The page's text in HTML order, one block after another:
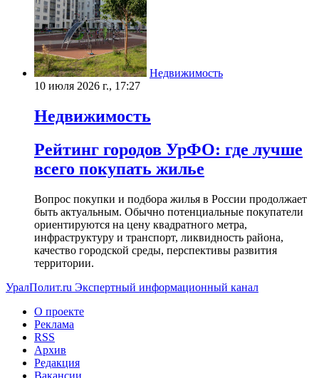
Недвижимость
10 июля 2026 г., 17:27
Недвижимость
Рейтинг городов УрФО: где лучше
всего покупать жилье
Вопрос покупки и подбора жилья в России продолжает
быть актуальным. Обычно потенциальные покупатели
ориентируются на цену квадратного метра,
инфраструктуру и транспорт, ликвидность района,
качество городской среды, перспективы развития
территории.
УралПолит.ru Экспертный информационный канал
О проекте
Реклама
RSS
Архив
Редакция
Вакансии